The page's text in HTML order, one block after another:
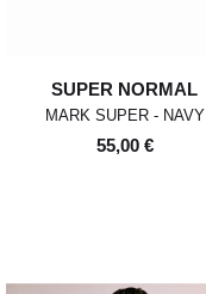
SUPER NORMAL
MARK SUPER - NAVY
55,00 €